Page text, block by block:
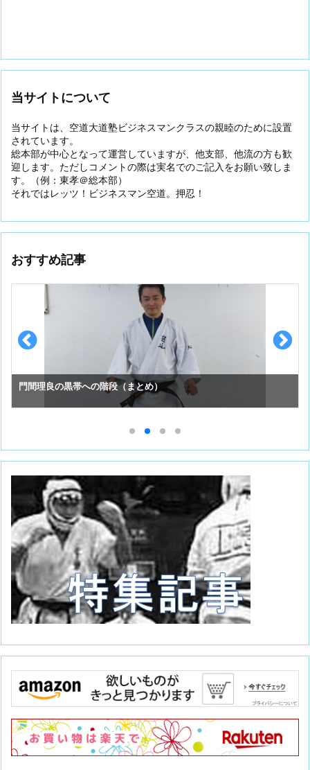
当サイトについて
当サイトは、空道大道塾ビジネスマンクラスの親睦のために設置
されています。
総本部が中心となって運営していますが、他支部、他流の方も歓
迎します。ただしコメントの際は実名でのご記入をお願い致しま
す。（例：東孝＠総本部）
それではレッツ！ビジネスマン空道。押忍！
おすすめ記事
門間理良の黒帯への階段（まとめ）